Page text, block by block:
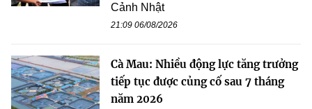
Cảnh Nhật
21:09 06/08/2026
Cà Mau: Nhiều động lực tăng trưởng
tiếp tục được củng cố sau 7 tháng
năm 2026